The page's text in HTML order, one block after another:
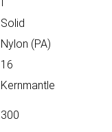
Solid
Nylon (PA)
16
Kernmantle
300